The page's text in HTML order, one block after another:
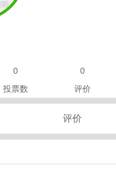
0
0
投票数 评价
评价